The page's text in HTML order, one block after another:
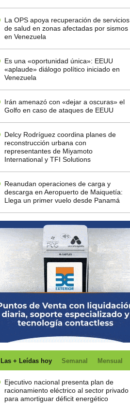
La OPS apoya recuperación de servicios
de salud en zonas afectadas por sismos
en Venezuela
Es una «oportunidad única»: EEUU
«aplaude» diálogo político iniciado en
Venezuela
Irán amenazó con «dejar a oscuras» el
Golfo en caso de ataques de EEUU
Delcy Rodríguez coordina planes de
reconstrucción urbana con
representantes de Miyamoto
International y TFI Solutions
Reanudan operaciones de carga y
descarga en Aeropuerto de Maiquetía:
Llega un primer vuelo desde Panamá
Las + Leídas hoy Semanal Mensual
Ejecutivo nacional presenta plan de
racionamiento eléctrico al sector privado
para amortiguar déficit energético